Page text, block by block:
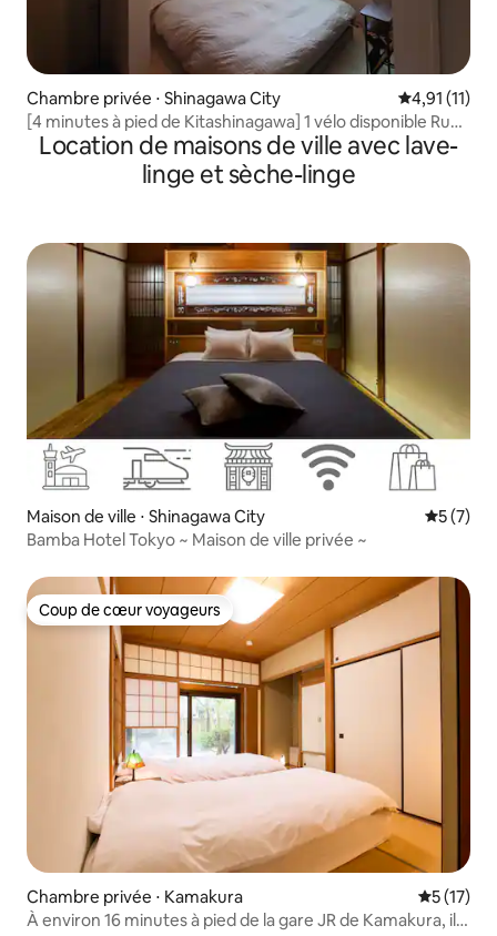
Chambre privée ⋅ Shinagawa City Évaluation
4,91 (11)
[4 minutes à pied de Kitashinagawa] 1 vélo disponible Rue
commerçante à proximité
Location de maisons de ville avec lave-
linge et sèche-linge
Maison de ville ⋅ Shinagawa City
5 (7)
Bamba Hotel Tokyo ~ Maison de ville privée ~
Coup de cœur voyageurs
Coup de cœur voyageurs
Chambre privée ⋅ Kamakura
5 (17)
À environ 16 minutes à pied de la gare JR de Kamakura, il y